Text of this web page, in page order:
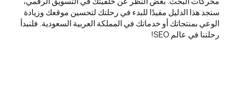
ستجد هذا الدليل مفيدًا للبدء في رحلتك لتحسين موقعك وزيادة
الوعي بمنتجاتك أو خدماتك في المملكة العربية السعودية. فلنبدأ
رحلتنا في عالم SEO!